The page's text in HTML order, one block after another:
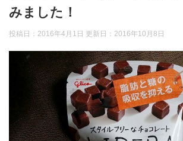
みました！
投稿日：2016年4月1日 更新日： 2016年10月8日